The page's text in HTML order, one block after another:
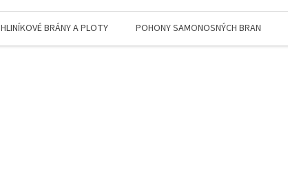
HLINÍKOVÉ BRÁNY A PLOTY POHONY SAMONOSNÝCH BRAN